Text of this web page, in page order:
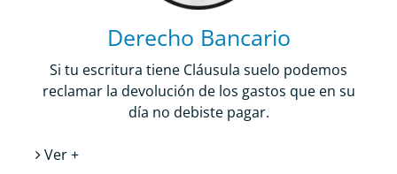
Derecho Bancario
Si tu escritura tiene Cláusula suelo podemos
reclamar la devolución de los gastos que en su
día no debiste pagar.
Ver +